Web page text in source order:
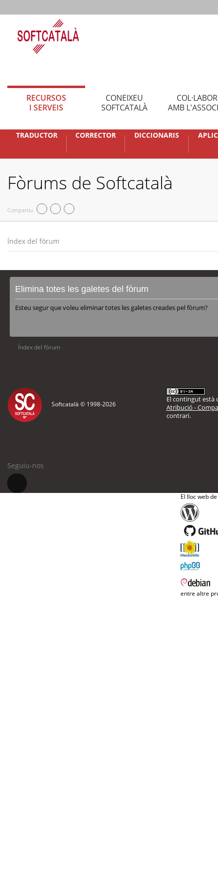
RECURSOS
I SERVEIS
CONEIXEU
SOFTCATALÀ
AMB
TRADUCTOR CORRECTOR DICCIONARIS
Fòrums de Softcatalà
Compartiu
Índex del fòrum
Elimina totes les galetes del fòrum
Esteu segur que voleu eliminar totes les galetes creades pel fòrum?
Índex del fòrum
Softcatalà © 1998-2026
El contingut està
Atribució -
contrari.
Seguiu-nos
El lloc web
entre altre